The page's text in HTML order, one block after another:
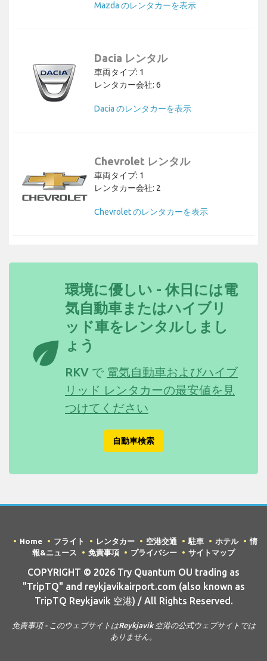
Mazda のレンタカーを表示
Dacia レンタル
車両タイプ: 1
レンタカー会社: 6
Dacia のレンタカーを表示
Chevrolet レンタル
車両タイプ: 1
レンタカー会社: 2
Chevrolet のレンタカーを表示
eco
環境に優しい - 休日には電
気自動車またはハイブリ
ッド車をレンタルしまし
ょう
RKV で 電気自動車およびハイブ
リッド レンタカーの最安値を見
つけてください
自動車検索
Home フライト レンタカー 空港交通 駐車 ホテル
情
報&ニュース
免責事項 プライバシー サイトマップ
COPYRIGHT © 2026 Try Quantum OU trading as
"TripTQ" and reykjavikairport.com (also known as
TripTQ Reykjavik 空港) / All Rights Reserved.
免責事項 - このウェブサイトはReykjavik 空港の公式ウェブサイトでは
ありません。